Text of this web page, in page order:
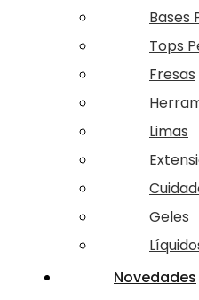
Bases
Tops
Fresas
Limas
Geles
Novedades